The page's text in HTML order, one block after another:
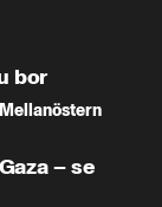
bor
– se